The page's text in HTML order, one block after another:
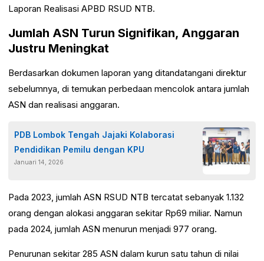
Laporan Realisasi APBD RSUD NTB.
Jumlah ASN Turun Signifikan, Anggaran
Justru Meningkat
Berdasarkan dokumen laporan yang ditandatangani direktur
sebelumnya, di temukan perbedaan mencolok antara jumlah
ASN dan realisasi anggaran.
PDB Lombok Tengah Jajaki Kolaborasi
Pendidikan Pemilu dengan KPU
Januari 14, 2026
Pada 2023, jumlah ASN RSUD NTB tercatat sebanyak 1.132
orang dengan alokasi anggaran sekitar Rp69 miliar. Namun
pada 2024, jumlah ASN menurun menjadi 977 orang.
Penurunan sekitar 285 ASN dalam kurun satu tahun di nilai